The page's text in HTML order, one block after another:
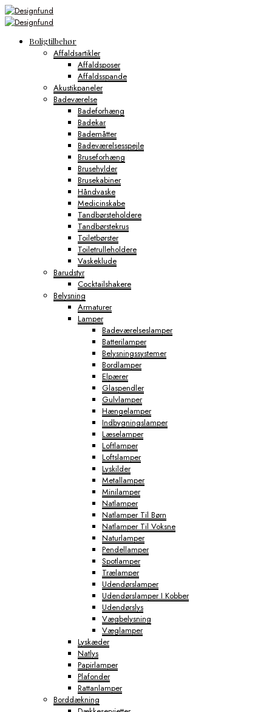
Boligtilbehør
Affaldsartikler
Affaldsposer
Affaldsspande
Akustikpaneler
Badeværelse
Badeforhæng
Badekar
Bademåtter
Badeværelsesspejle
Bruseforhæng
Brusehylder
Brusekabiner
Håndvaske
Medicinskabe
Tandbørsteholdere
Tandbørstekrus
Toiletbørster
Toiletrulleholdere
Vaskeklude
Barudstyr
Cocktailshakere
Belysning
Armaturer
Lamper
Badeværelseslamper
Batterilamper
Belysningssystemer
Bordlamper
Elpærer
Glaspendler
Gulvlamper
Hængelamper
Indbygningslamper
Læselamper
Loftlamper
Loftslamper
Lyskilder
Metallamper
Minilamper
Natlamper
Natlamper Til Børn
Natlamper Til Voksne
Naturlamper
Pendellamper
Spotlamper
Trælamper
Udendørslamper
Udendørslamper I Kobber
Udendørslys
Vægbelysning
Væglamper
Lyskæder
Natlys
Papirlamper
Plafonder
Rattanlamper
Borddækning